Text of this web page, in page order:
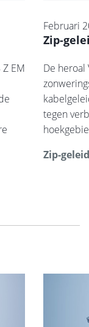
EM
Februari
Zip-
De heroal
tegen
Zip-